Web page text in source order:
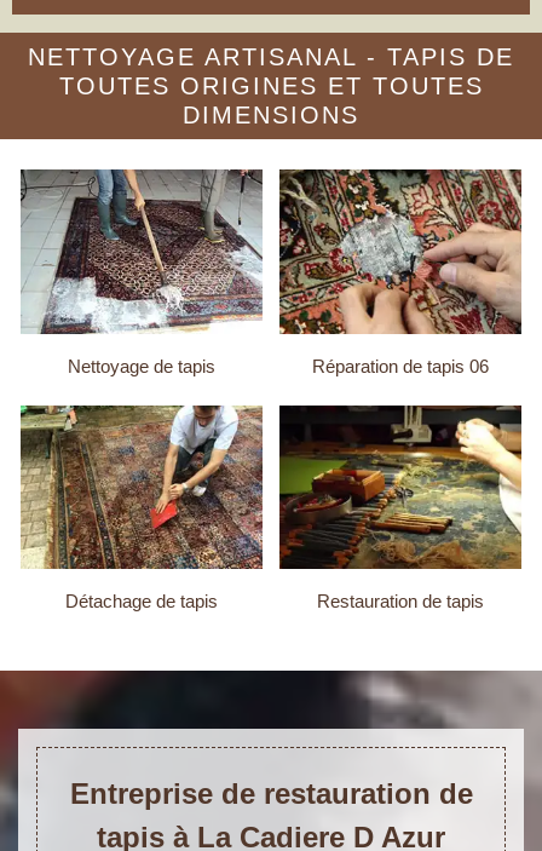
NETTOYAGE ARTISANAL - TAPIS DE
TOUTES ORIGINES ET TOUTES
DIMENSIONS
Nettoyage de tapis Réparation de tapis 06
Détachage de tapis Restauration de tapis
Entreprise de restauration de
tapis à La Cadiere D Azur